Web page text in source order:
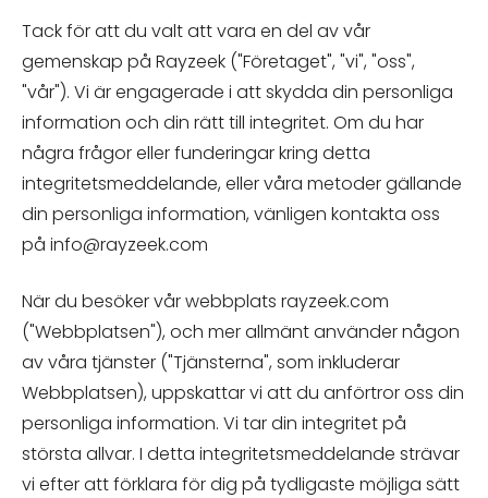
Tack för att du valt att vara en del av vår
gemenskap på Rayzeek ("Företaget", "vi", "oss",
"vår"). Vi är engagerade i att skydda din personliga
information och din rätt till integritet. Om du har
några frågor eller funderingar kring detta
integritetsmeddelande, eller våra metoder gällande
din personliga information, vänligen kontakta oss
på info@rayzeek.com
När du besöker vår webbplats rayzeek.com
("Webbplatsen"), och mer allmänt använder någon
av våra tjänster ("Tjänsterna", som inkluderar
Webbplatsen), uppskattar vi att du anförtror oss din
personliga information. Vi tar din integritet på
största allvar. I detta integritetsmeddelande strävar
vi efter att förklara för dig på tydligaste möjliga sätt